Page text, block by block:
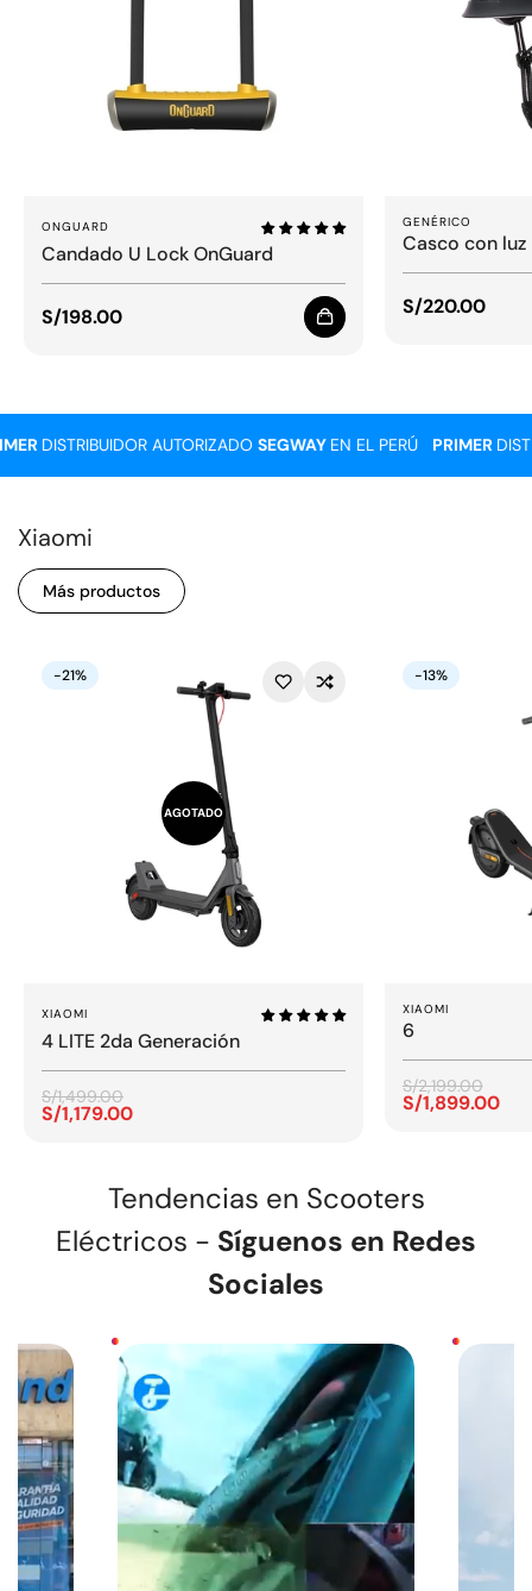
ONGUARD
Candado U Lock OnGuard
Precio
S/198.00
GENÉRICO
Casco con
trasera
Precio
S/220.00
DISTRIBUIDOR AUTORIZADOSEGWAYEN EL PERÚ PRIMER
Xiaomi
Más productos
-21%
AGOTADO
XIAOMI
4 LITE 2da Generación
Precio
S/1,179.00
Precio
S/1,499.00
-13%
XIAOMI
6
Precio
S/1,899.00
Precio
S/2,199.00
Tendencias en Scooters
Eléctricos - Síguenos en Redes
Sociales